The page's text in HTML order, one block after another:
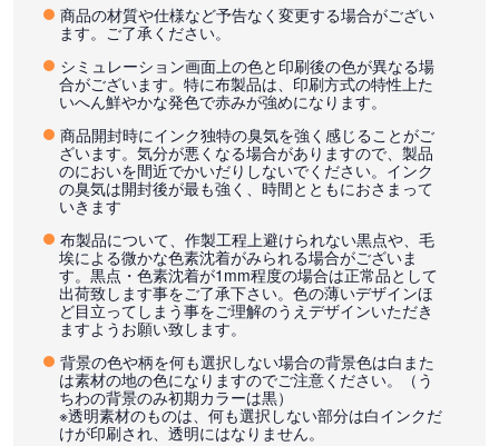
商品の材質や仕様など予告なく変更する場合がござい
ます。ご了承ください。
シミュレーション画面上の色と印刷後の色が異なる場
合がございます。特に布製品は、印刷方式の特性上た
いへん鮮やかな発色で赤みが強めになります。
商品開封時にインク独特の臭気を強く感じることがご
ざいます。気分が悪くなる場合がありますので、製品
のにおいを間近でかいだりしないでください。インク
の臭気は開封後が最も強く、時間とともにおさまって
いきます
布製品について、作製工程上避けられない黒点や、毛
埃による微かな色素沈着がみられる場合がございま
す。黒点・色素沈着が1mm程度の場合は正常品として
出荷致します事をご了承下さい。色の薄いデザインほ
ど目立ってしまう事をご理解のうえデザインいただき
ますようお願い致します。
背景の色や柄を何も選択しない場合の背景色は白また
は素材の地の色になりますのでご注意ください。（う
ちわの背景のみ初期カラーは黒）
※透明素材のものは、何も選択しない部分は白インクだ
けが印刷され、透明にはなりません。